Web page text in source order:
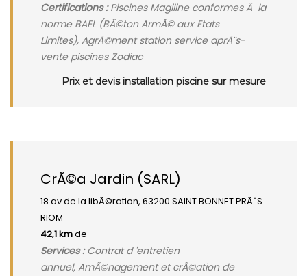
Certifications :Piscines Magiline conformes Ã la
norme BAEL (BÃ©ton ArmÃ© aux Etats
Limites), AgrÃ©ment station service aprÃ¨s-
vente piscines Zodiac
Prix et devis installation piscine sur mesure
CrÃ©a Jardin (SARL)
18 av de la libÃ©ration, 63200 SAINT BONNET PRÃˆS
RIOM
42,1 kmde
Services :Contrat d 'entretien
annuel, AmÃ©nagement et crÃ©ation de